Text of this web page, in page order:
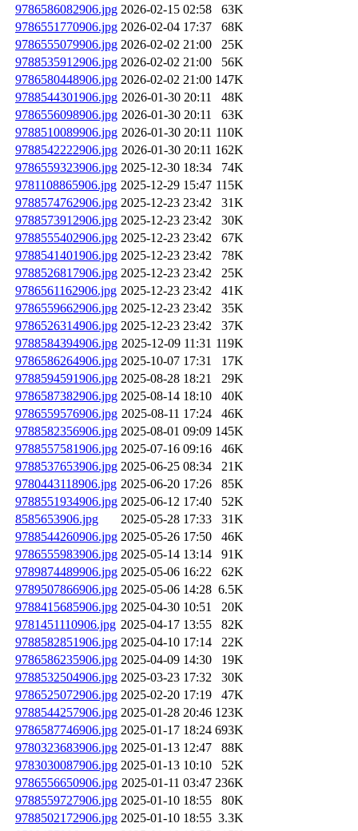
9786586082906.jpg 2026-02-15 02:58
63K
9786551770906.jpg 2026-02-04 17:37
68K
9786555079906.jpg 2026-02-02 21:00
25K
9788535912906.jpg 2026-02-02 21:00
56K
9786580448906.jpg 2026-02-02 21:00 147K
9788544301906.jpg 2026-01-30 20:11
48K
9786556098906.jpg 2026-01-30 20:11
63K
9788510089906.jpg 2026-01-30 20:11 110K
9788542222906.jpg 2026-01-30 20:11 162K
9786559323906.jpg 2025-12-30 18:34
74K
9781108865906.jpg 2025-12-29 15:47 115K
9788574762906.jpg 2025-12-23 23:42
31K
9788573912906.jpg 2025-12-23 23:42
30K
9788555402906.jpg 2025-12-23 23:42
67K
9788541401906.jpg 2025-12-23 23:42
78K
9788526817906.jpg 2025-12-23 23:42
25K
9786561162906.jpg 2025-12-23 23:42
41K
9786559662906.jpg 2025-12-23 23:42
35K
9786526314906.jpg 2025-12-23 23:42
37K
9788584394906.jpg 2025-12-09 11:31 119K
9786586264906.jpg 2025-10-07 17:31
17K
9788594591906.jpg 2025-08-28 18:21
29K
9786587382906.jpg 2025-08-14 18:10
40K
9786559576906.jpg 2025-08-11 17:24
46K
9788582356906.jpg 2025-08-01 09:09 145K
9788557581906.jpg 2025-07-16 09:16
46K
9788537653906.jpg 2025-06-25 08:34
21K
9780443118906.jpg 2025-06-20 17:26
85K
9788551934906.jpg 2025-06-12 17:40
52K
8585653906.jpg
2025-05-28 17:33
31K
9788544260906.jpg 2025-05-26 17:50
46K
9786555983906.jpg 2025-05-14 13:14
91K
9789874489906.jpg 2025-05-06 16:22
62K
9789507866906.jpg 2025-05-06 14:28 6.5K
9788415685906.jpg 2025-04-30 10:51
20K
9781451110906.jpg 2025-04-17 13:55
82K
9788582851906.jpg 2025-04-10 17:14
22K
9786586235906.jpg 2025-04-09 14:30
19K
9788532504906.jpg 2025-03-23 17:32
30K
9786525072906.jpg 2025-02-20 17:19
47K
9788544257906.jpg 2025-01-28 20:46 123K
9786587746906.jpg 2025-01-17 18:24 693K
9780323683906.jpg 2025-01-13 12:47
88K
9783030087906.jpg 2025-01-13 10:10
52K
9786556650906.jpg 2025-01-11 03:47 236K
9788559727906.jpg 2025-01-10 18:55
80K
9788502172906.jpg 2025-01-10 18:55 3.3K